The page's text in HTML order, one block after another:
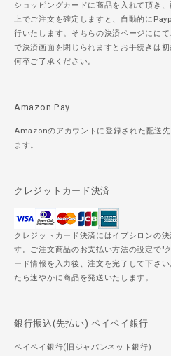
ショッピングカードに商品を入れて頂き
上でご注文を確定しますと、自動的に
行いたします。そちらの決済ページにに
で決済画面を閉じられますとお手続きは
何卒ご了承ください。
Amazon Pay
Amazonのアカウントに登録された配送
ます。
クレジットカード決済
クレジットカード決済にはイプシロンの
す。ご注文商品のお支払い方法の設定で"
ード情報を入力後、注文を完了して下さ
たら速やかに商品を発送いたします。
銀行振込(先払い) ペイペイ銀行
ペイペイ銀行(旧ジャパンネット銀行)